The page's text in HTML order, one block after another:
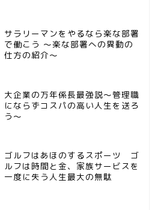
サラリーマンをやるなら楽な部署
で働こう ～楽な部署への異動の
仕方の紹介～
大企業の万年係長最強説～管理職
にならずコスパの高い人生を送ろ
う～
ゴルフはあほのするスポーツ ゴ
ルフは時間と金、家族サービスを
一度に失う人生最大の無駄